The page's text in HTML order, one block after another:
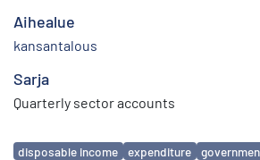
Aihealue
kansantalous
Sarja
Quarterly sector accounts
Avainsanat
disposable income expenditure